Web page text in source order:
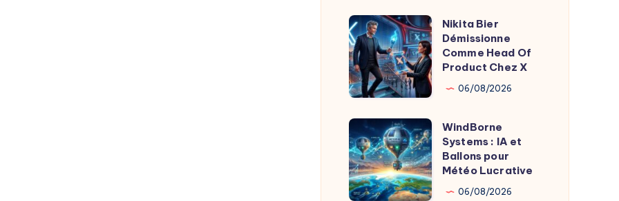
Agentique
Nikita
Bier
Démissionne
Comme
Head
Of
Product
Chez
X
Nikita Bier
Démissionne
Comme Head Of
Product Chez X
06/08/2026
WindBorne
Systems
:
IA
WindBorne
Systems : IA et
Ballons pour
Météo Lucrative
06/08/2026